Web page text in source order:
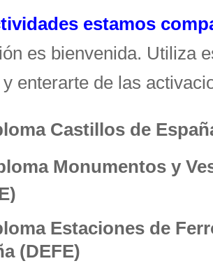
estamos
es bienvenida. Utiliza
enterarte de las
Castillos de
Monumentos y
Estaciones de
(DEFE)